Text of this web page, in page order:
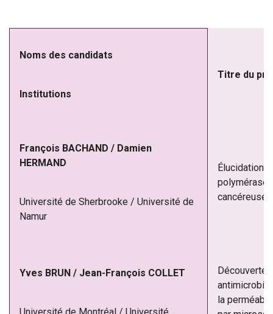
Noms des candidats
Institutions
Titre du
François BACHAND / Damien
HERMAND
Université de Sherbrooke / Université de
Namur
Élucidation
polymérase
cancéreuses
Yves BRUN / Jean-François COLLET
Découverte
la